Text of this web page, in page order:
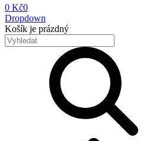
0 Kč0
Dropdown
Košík je prázdný